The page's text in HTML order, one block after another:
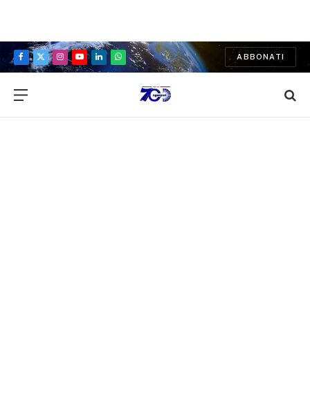
Facebook
X
Instagram
YouTubeLinkedInWhatsApp
ABBONATI